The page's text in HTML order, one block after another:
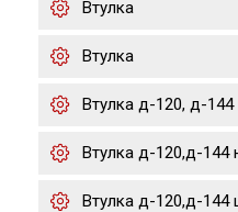
Втулка
Втулка
Втулка д-120, д-144
Втулка д-120,д-144
Втулка д-120,д-144